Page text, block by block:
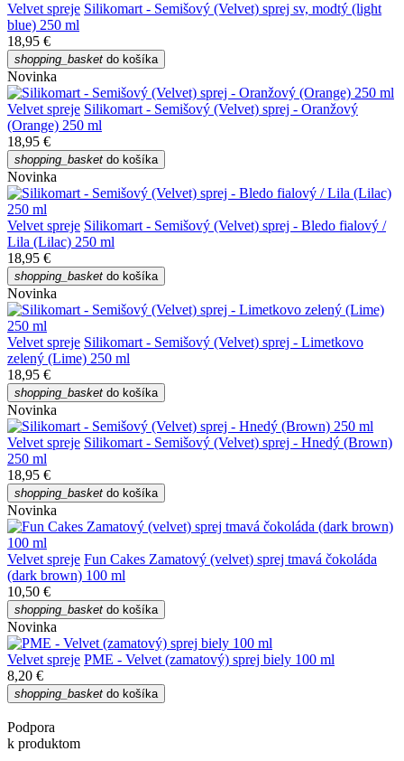
Velvet spreje Silikomart - Semišový (Velvet) sprej sv, modtý (light
blue) 250 ml
18,95 €
shopping_basket do košíka
Novinka
Velvet spreje Silikomart - Semišový (Velvet) sprej - Oranžový
(Orange) 250 ml
18,95 €
shopping_basket do košíka
Novinka
Velvet spreje Silikomart - Semišový (Velvet) sprej - Bledo fialový /
Lila (Lilac) 250 ml
18,95 €
shopping_basket do košíka
Novinka
Velvet spreje Silikomart - Semišový (Velvet) sprej - Limetkovo
zelený (Lime) 250 ml
18,95 €
shopping_basket do košíka
Novinka
Velvet spreje Silikomart - Semišový (Velvet) sprej - Hnedý (Brown)
250 ml
18,95 €
shopping_basket do košíka
Novinka
Velvet spreje Fun Cakes Zamatový (velvet) sprej tmavá čokoláda
(dark brown) 100 ml
10,50 €
shopping_basket do košíka
Novinka
Velvet spreje PME - Velvet (zamatový) sprej biely 100 ml
8,20 €
shopping_basket do košíka
Podpora
k produktom